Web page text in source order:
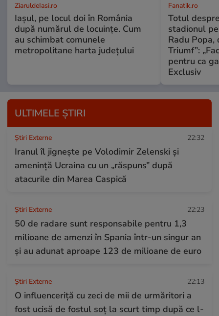
ZiaruldeIasi.ro
Iașul, pe locul doi în România
după numărul de locuințe. Cum
au schimbat comunele
metropolitane harta județului
Fanatik.ro
Totul
stadionul
Radu Popa,
Triumf”:
pentru ca
Exclusiv
ULTIMELE ȘTIRI
Știri Externe 22:32
Iranul îl jignește pe Volodimir Zelenski și
amenință Ucraina cu un „răspuns” după
atacurile din Marea Caspică
Știri Externe 22:23
50 de radare sunt responsabile pentru 1,3
milioane de amenzi în Spania într-un singur an
și au adunat aproape 123 de milioane de euro
Știri Externe 22:13
O influenceriță cu zeci de mii de urmăritori a
fost ucisă de fostul soț la scurt timp după ce l-